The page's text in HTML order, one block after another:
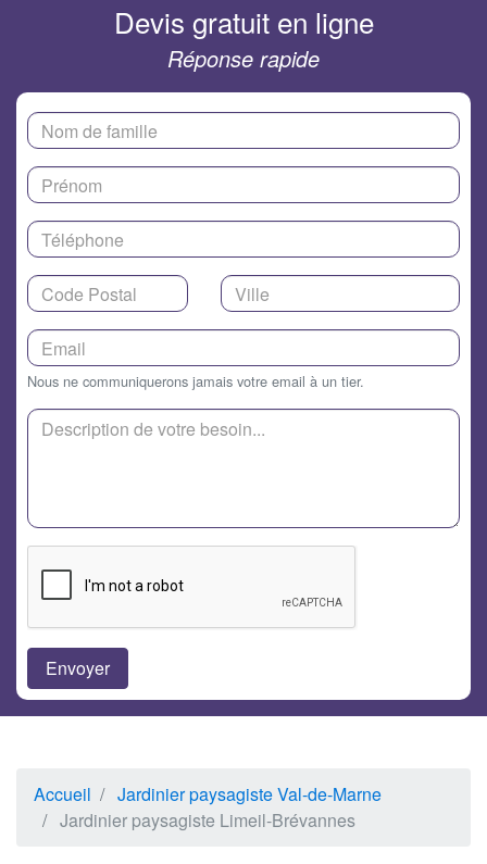
Devis gratuit en ligne
Réponse rapide
Nous ne communiquerons jamais votre email à un tier.
Accueil
Jardinier paysagiste Val-de-Marne
Jardinier paysagiste Limeil-Brévannes